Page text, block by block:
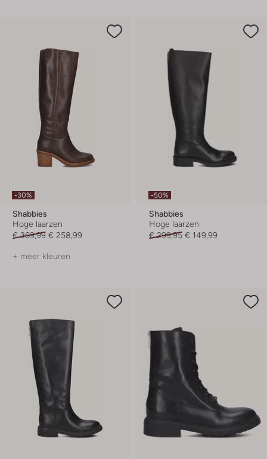
-30%
Shabbies
Hoge laarzen
€ 369,99 € 258,99
+ meer kleuren
-50%
Shabbies
Hoge laarzen
€ 299,95 € 149,99